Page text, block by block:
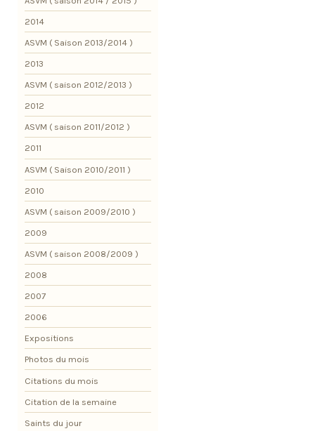
2014
ASVM ( Saison 2013/2014 )
2013
ASVM ( saison 2012/2013 )
2012
ASVM ( saison 2011/2012 )
2011
ASVM ( Saison 2010/2011 )
2010
ASVM ( saison 2009/2010 )
2009
ASVM ( saison 2008/2009 )
2008
2007
2006
Expositions
Photos du mois
Citations du mois
Citation de la semaine
Saints du jour